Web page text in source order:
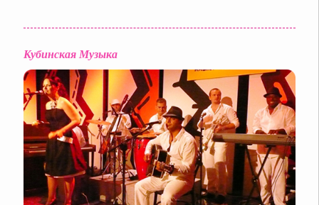
Кубинская Музыка